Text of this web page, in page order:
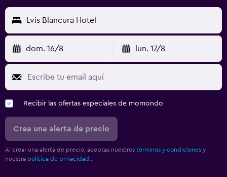
Lvis Blancura Hotel
dom. 16/8 lun. 17/8
Recibir las ofertas especiales de momondo
Crea una alerta de precio
Al crear una alerta de precio, aceptas nuestros términos y condiciones y
nuestra política de privacidad.